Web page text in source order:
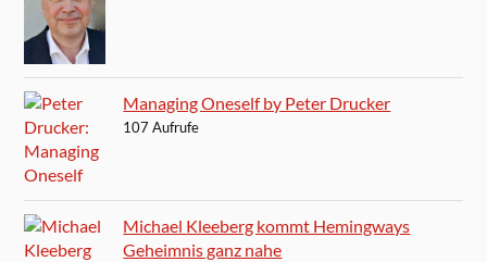
Managing Oneself by Peter Drucker
107 Aufrufe
Michael Kleeberg kommt Hemingways
Geheimnis ganz nahe